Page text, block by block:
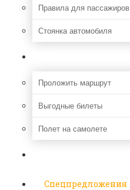
Правила для пассажиров
Стоянка автомобиля
Проложить маршрут
Выгодные билеты
Полет на самолете
Спецпредложения